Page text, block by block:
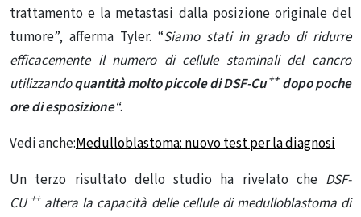
trattamento e la metastasi dalla posizione originale del
tumore”, afferma Tyler. “Siamo stati in grado di ridurre
efficacemente il numero di cellule staminali del cancro
utilizzandoquantità molto piccole di DSF-Cu++dopo poche
ore di esposizione“.
Vedi anche:Medulloblastoma: nuovo test per la diagnosi
Un terzo risultato dello studio ha rivelato che DSF-
CU ++altera la capacità delle cellule di medulloblastoma di